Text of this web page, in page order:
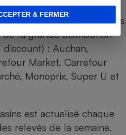
& FERMER
tous les produits sont
les services drives (1) des
de la grande distribution
discount) : Auchan,
Market, Carrefour
Monoprix, Super U et
est actualisé chaque
relevés de la semaine.